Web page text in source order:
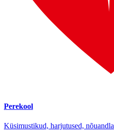
Perekool
Küsimustikud, harjutused, nõuandla